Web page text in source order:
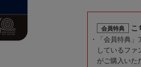
会員特典 こ
「会員特典
しているファ
がご購入いた